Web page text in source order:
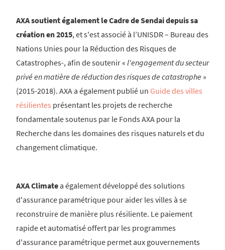
AXA soutient également le Cadre de Sendai depuis sa
création en 2015, et s'est associé à l’UNISDR – Bureau des
Nations Unies pour la Réduction des Risques de
Catastrophes-, afin de soutenir « l'engagement du secteur
privé en matière de réduction des risques de catastrophe »
(2015-2018). AXA a également publié un Guide des villes
résilientes présentant les projets de recherche
fondamentale soutenus par le Fonds AXA pour la
Recherche dans les domaines des risques naturels et du
changement climatique.
AXA Climatea également développé des solutions
d'assurance paramétrique pour aider les villes à se
reconstruire de manière plus résiliente. Le paiement
rapide et automatisé offert par les programmes
d'assurance paramétrique permet aux gouvernements